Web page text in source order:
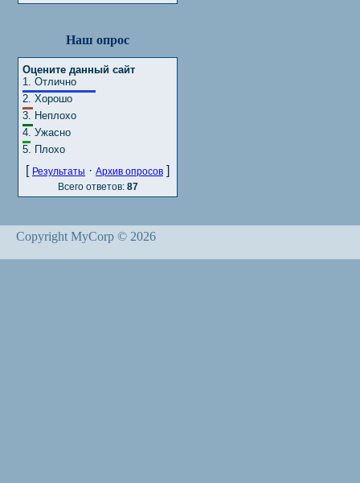
Наш опрос
Оцените данный сайт
1. Отлично
2. Хорошо
3. Неплохо
4. Ужасно
5. Плохо
[ Результаты · Архив опросов ]
Всего ответов: 87
Copyright MyCorp © 2026